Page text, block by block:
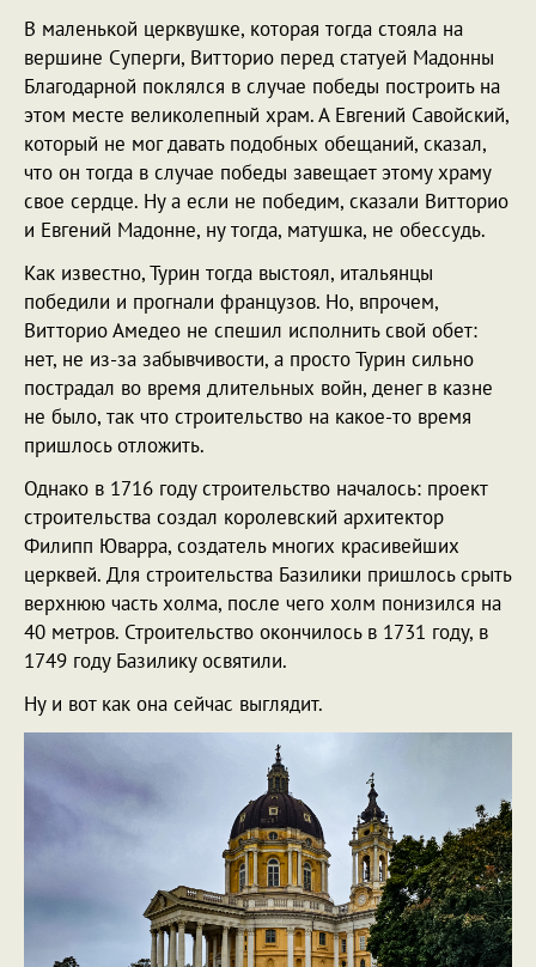
В маленькой церквушке, которая тогда стояла на
вершине Суперги, Витторио перед статуей Мадонны
Благодарной поклялся в случае победы построить на
этом месте великолепный храм. А Евгений Савойский,
который не мог давать подобных обещаний, сказал,
что он тогда в случае победы завещает этому храму
свое сердце. Ну а если не победим, сказали Витторио
и Евгений Мадонне, ну тогда, матушка, не обессудь.
Как известно, Турин тогда выстоял, итальянцы
победили и прогнали французов. Но, впрочем,
Витторио Амедео не спешил исполнить свой обет:
нет, не из-за забывчивости, а просто Турин сильно
пострадал во время длительных войн, денег в казне
не было, так что строительство на какое-то время
пришлось отложить.
Однако в 1716 году строительство началось: проект
строительства создал королевский архитектор
Филипп Юварра, создатель многих красивейших
церквей. Для строительства Базилики пришлось срыть
верхнюю часть холма, после чего холм понизился на
40 метров. Строительство окончилось в 1731 году, в
1749 году Базилику освятили.
Ну и вот как она сейчас выглядит.